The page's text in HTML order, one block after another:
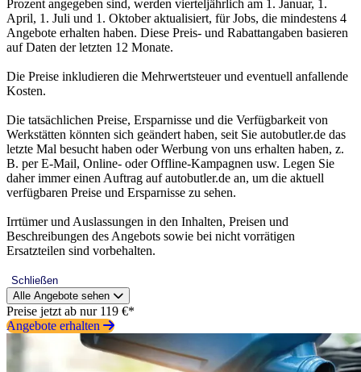
Prozent angegeben sind, werden vierteljährlich am 1. Januar, 1.
April, 1. Juli und 1. Oktober aktualisiert, für Jobs, die mindestens 4
Angebote erhalten haben. Diese Preis- und Rabattangaben basieren
auf Daten der letzten 12 Monate.
Die Preise inkludieren die Mehrwertsteuer und eventuell anfallende
Kosten.
Die tatsächlichen Preise, Ersparnisse und die Verfügbarkeit von
Werkstätten könnten sich geändert haben, seit Sie autobutler.de das
letzte Mal besucht haben oder Werbung von uns erhalten haben, z.
B. per E-Mail, Online- oder Offline-Kampagnen usw. Legen Sie
daher immer einen Auftrag auf autobutler.de an, um die aktuell
verfügbaren Preise und Ersparnisse zu sehen.
Irrtümer und Auslassungen in den Inhalten, Preisen und
Beschreibungen des Angebots sowie bei nicht vorrätigen
Ersatzteilen sind vorbehalten.
Schließen
Alle Angebote sehen
Preise jetzt ab nur 119 €*
Angebote erhalten